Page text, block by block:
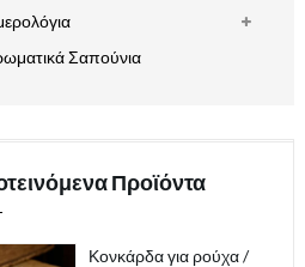
Σαπούνια
Προϊόντα
Κονκάρδα για ρούχα /